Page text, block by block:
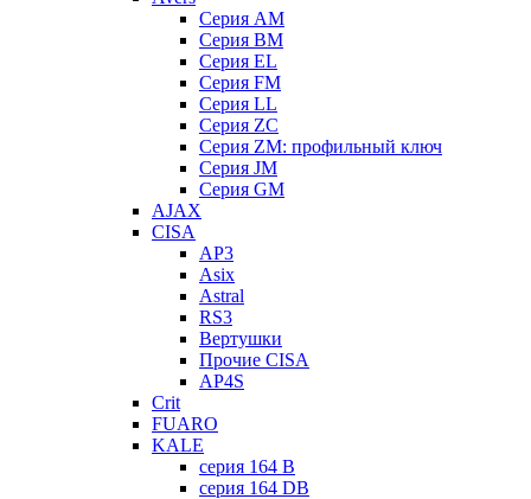
Серия AM
Серия BM
Серия EL
Серия FM
Серия LL
Серия ZC
Серия ZM: профильный ключ
Серия JM
Серия GM
AJAX
CISA
AP3
Asix
Astral
RS3
Вертушки
Прочие CISA
AP4S
Crit
FUARO
KALE
серия 164 B
серия 164 DB